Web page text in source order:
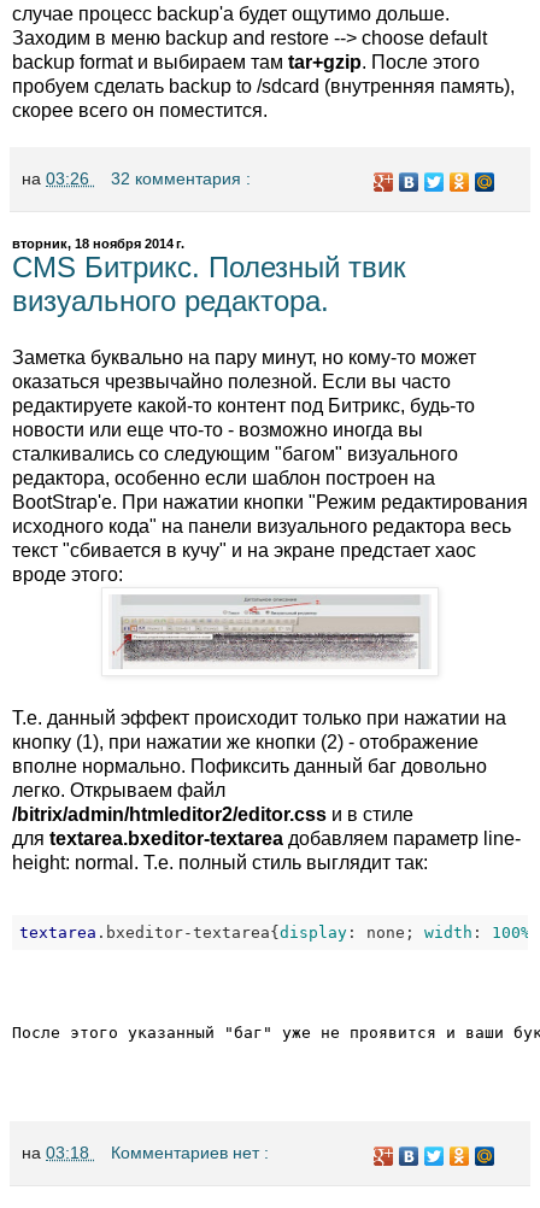
случае процесс backup'а будет ощутимо дольше.
Заходим в меню backup and restore --> choose default
backup format и выбираем там tar+gzip. После этого
пробуем сделать backup to /sdcard (внутренняя память),
скорее всего он поместится.
на 03:26 32 комментария :
вторник, 18 ноября 2014 г.
CMS Битрикс. Полезный твик
визуального редактора.
Заметка буквально на пару минут, но кому-то может
оказаться чрезвычайно полезной. Если вы часто
редактируете какой-то контент под Битрикс, будь-то
новости или еще что-то - возможно иногда вы
сталкивались со следующим "багом" визуального
редактора, особенно если шаблон построен на
BootStrap'е. При нажатии кнопки "Режим редактирования
исходного кода" на панели визуального редактора весь
текст "сбивается в кучу" и на экране предстает хаос
вроде этого:
Т.е. данный эффект происходит только при нажатии на
кнопку (1), при нажатии же кнопки (2) - отображение
вполне нормально. Пофиксить данный баг довольно
легко. Открываем файл
/bitrix/admin/htmleditor2/editor.css и в стиле
для textarea.bxeditor-textarea добавляем параметр line-
height: normal. Т.е. полный стиль выглядит так:
textarea .bxeditor-textarea{display : none ; width : 100%
После этого указанный "баг" уже не проявится и ваши
на 03:18 Комментариев нет :